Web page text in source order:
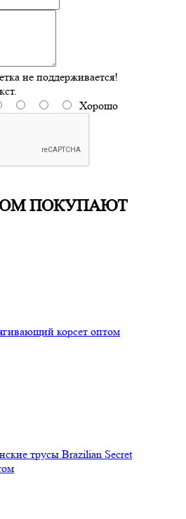
не поддерживается!
Хорошо
ПОКУПАЮТ
корсет оптом
трусы Brazilian Secret